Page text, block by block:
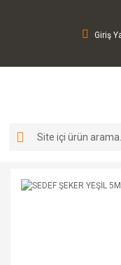
Giriş